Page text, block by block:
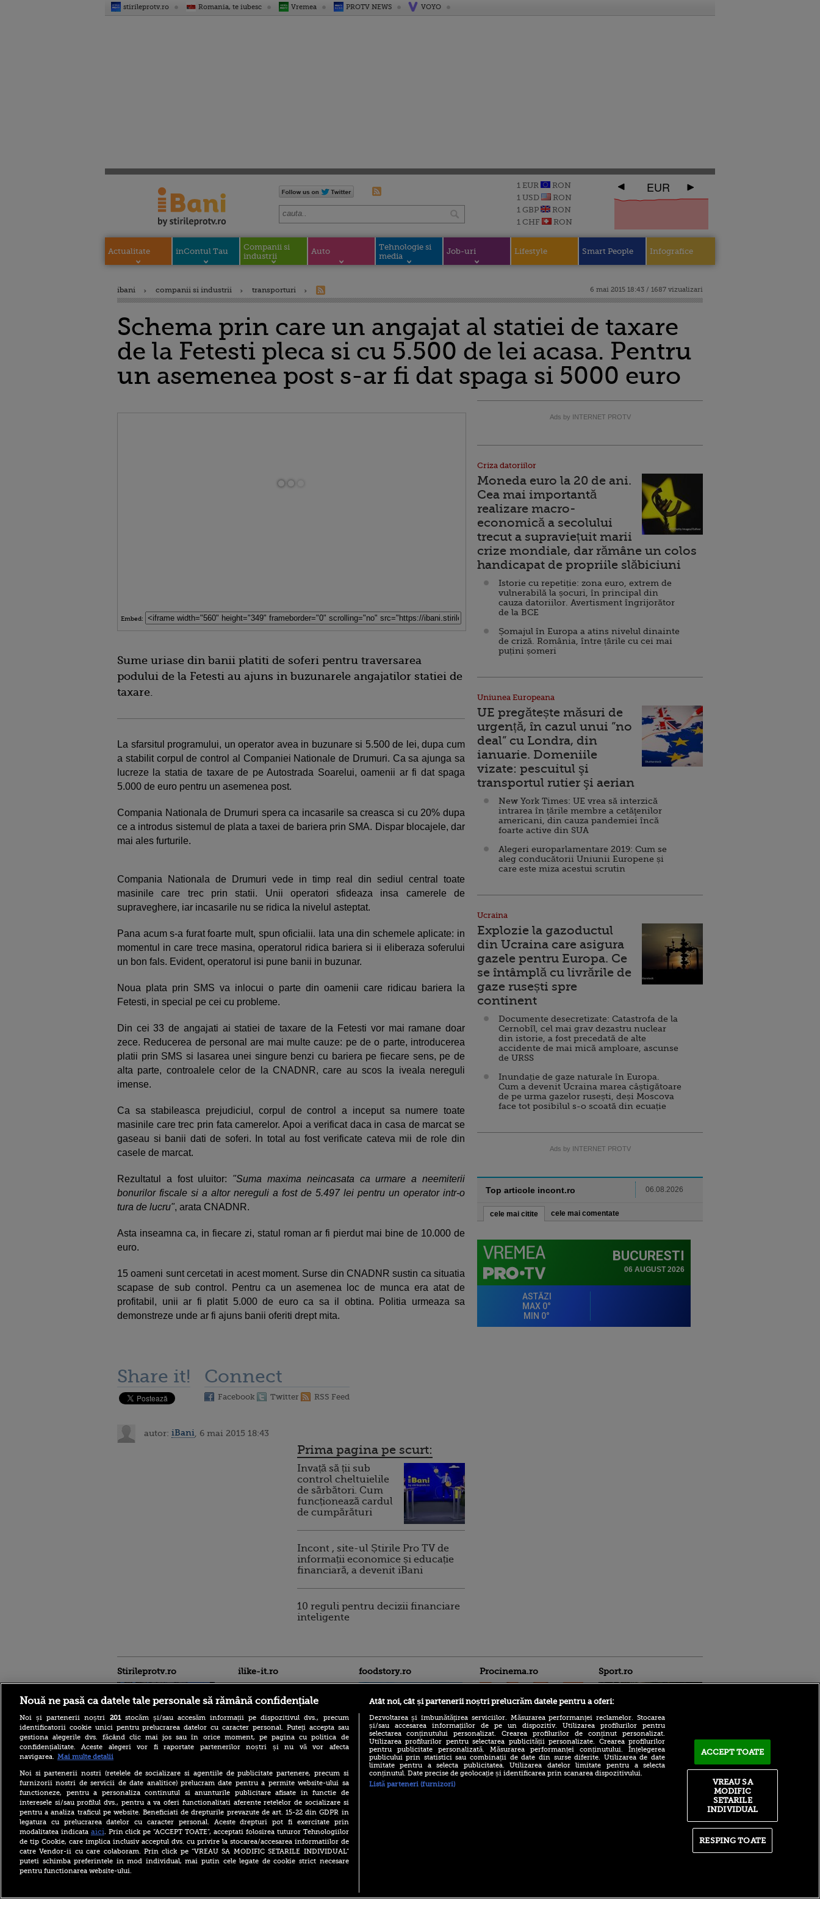
stirileprotv.ro Romania, te iubesc Vremea PROTV NEWS VOYO
1 EUR
RON
1 USD
RON
1 GBP
RON
1 CHF
RON
EUR
Actualitate inContul Tau
Companii si
industrii
Auto
Tehnologie si
media
Job-uri Lifestyle Smart People Infografice
ibani companii si industrii transporturi 6 mai 2015 18:43 / 1687 vizualizari
Schema prin care un angajat al statiei de taxare
de la Fetesti pleca si cu 5.500 de lei acasa. Pentru
un asemenea post s-ar fi dat spaga si 5000 euro
Embed:
Sume uriase din banii platiti de soferi pentru traversarea
podului de la Fetesti au ajuns in buzunarele angajatilor statiei de
taxare.
La sfarsitul programului, un operator avea in buzunare si 5.500 de lei, dupa cum
a stabilit corpul de control al Companiei Nationale de Drumuri. Ca sa ajunga sa
lucreze la statia de taxare de pe Autostrada Soarelui, oamenii ar fi dat spaga
5.000 de euro pentru un asemenea post.
Compania Nationala de Drumuri spera ca incasarile sa creasca si cu 20% dupa
ce a introdus sistemul de plata a taxei de bariera prin SMA. Dispar blocajele, dar
mai ales furturile.
Compania Nationala de Drumuri vede in timp real din sediul central toate
masinile care trec prin statii. Unii operatori sfideaza insa camerele de
supraveghere, iar incasarile nu se ridica la nivelul asteptat.
Pana acum s-a furat foarte mult, spun oficialii. Iata una din schemele aplicate: in
momentul in care trece masina, operatorul ridica bariera si ii eliberaza soferului
un bon fals. Evident, operatorul isi pune banii in buzunar.
Noua plata prin SMS va inlocui o parte din oamenii care ridicau bariera la
Fetesti, in special pe cei cu probleme.
Din cei 33 de angajati ai statiei de taxare de la Fetesti vor mai ramane doar
zece. Reducerea de personal are mai multe cauze: pe de o parte, introducerea
platii prin SMS si lasarea unei singure benzi cu bariera pe fiecare sens, pe de
alta parte, controalele celor de la CNADNR, care au scos la iveala nereguli
imense.
Ca sa stabileasca prejudiciul, corpul de control a inceput sa numere toate
masinile care trec prin fata camerelor. Apoi a verificat daca in casa de marcat se
gaseau si banii dati de soferi. In total au fost verificate cateva mii de role din
casele de marcat.
Rezultatul a fost uluitor: "Suma maxima neincasata ca urmare a neemiterii
bonurilor fiscale si a altor nereguli a fost de 5.497 lei pentru un operator intr-o
tura de lucru", arata CNADNR.
Asta inseamna ca, in fiecare zi, statul roman ar fi pierdut mai bine de 10.000 de
euro.
15 oameni sunt cercetati in acest moment. Surse din CNADNR sustin ca situatia
scapase de sub control. Pentru ca un asemenea loc de munca era atat de
profitabil, unii ar fi platit 5.000 de euro ca sa il obtina. Politia urmeaza sa
demonstreze unde ar fi ajuns banii oferiti drept mita.
Share it! Connect
Facebook Twitter RSS Feed
autor: iBani , 6 mai 2015 18:43
Prima pagina pe scurt:
Invață să ții sub
control cheltuielile
de sărbători. Cum
funcționează cardul
de cumpărături
Incont , site-ul Știrile Pro TV de
informații economice și educație
financiară, a devenit iBani
10 reguli pentru decizii financiare
inteligente
Ads by INTERNET PROTV
Criza datoriilor
Moneda euro la 20 de ani.
Cea mai importantă
realizare macro-
economică a secolului
trecut a supraviețuit marii
crize mondiale, dar rămâne un colos
handicapat de propriile slăbiciuni
Istorie cu repetiție: zona euro, extrem de
vulnerabilă la șocuri, în principal din
cauza datoriilor. Avertisment îngrijorător
de la BCE
Șomajul în Europa a atins nivelul dinainte
de criză. România, între țările cu cei mai
puțini șomeri
Uniunea Europeana
UE pregătește măsuri de
urgență, în cazul unui ”no
deal” cu Londra, din
ianuarie. Domeniile
vizate: pescuitul şi
transportul rutier şi aerian
New York Times: UE vrea să interzică
intrarea în țările membre a cetăţenilor
americani, din cauza pandemiei încă
foarte active din SUA
Alegeri europarlamentare 2019: Cum se
aleg conducătorii Uniunii Europene și
care este miza acestui scrutin
Ucraina
Explozie la gazoductul
din Ucraina care asigura
gazele pentru Europa. Ce
se întâmplă cu livrările de
gaze rusești spre
continent
Documente desecretizate: Catastrofa de la
Cernobîl, cel mai grav dezastru nuclear
din istorie, a fost precedată de alte
accidente de mai mică amploare, ascunse
de URSS
Inundație de gaze naturale în Europa.
Cum a devenit Ucraina marea câștigătoare
de pe urma gazelor rusești, deși Moscova
face tot posibilul s-o scoată din ecuație
Ads by INTERNET PROTV
Top articole incont.ro 06.08.2026
cele mai citite cele mai comentate
Stirileprotv.ro
Leipzig, în Germania, era o
aeronavă ucraineană care
transporta muniţie
Societatea de Transport
București și-a cerut
insolvența. Solicitarea a fost
înregistrată la Tribunal
Trafic feroviar întrerupt,
miercuri după amiază, pe
ruta Roşiori Nord – Caracal,
după ce o locomotivă s-a
ilike-it.ro foodstory.ro
(P) Descoperă Lumea
Evenimentelor din România
cu Transilvania Events!
Procinema.ro
Emoții intense pentru
Sebastian Stan! Iubita lui,
Sport.ro
Concordia Chiajna,
campanie de achiziții
Niță sunt invitații lui Andrei
Nouă ne pasă ca datele tale personale să rămână confidențiale
Noi și partenerii noștri 201stocăm și/sau accesăm informații pe dispozitivul dvs., precum
identificatorii cookie unici pentru prelucrarea datelor cu caracter personal. Puteți accepta sau
gestiona alegerile dvs. făcând clic mai jos sau în orice moment, pe pagina cu politica de
confidențialitate. Aceste alegeri vor fi raportate partenerilor noștri și nu vă vor afecta
navigarea. Mai multe detalii
Noi si partenerii nostri (retelele de socializare si agentiile de publicitate partenere, precum si
furnizorii nostri de servicii de date analitice) prelucram date pentru a permite website-ului sa
functioneze, pentru a personaliza continutul si anunturile publicitare afisate in functie de
interesele si/sau profilul dvs., pentru a va oferi functionalitati aferente retelelor de socializare si
pentru a analiza traficul pe website. Beneficiati de drepturile prevazute de art. 15-22 din GDPR in
legatura cu prelucrarea datelor cu caracter personal. Aceste drepturi pot fi exercitate prin
modalitatea indicata aici. Prin click pe “ACCEPT TOATE”, acceptati folosirea tuturor Tehnologiilor
de tip Cookie, care implica inclusiv acceptul dvs. cu privire la stocarea/accesarea informatiilor de
catre Vendor-ii cu care colaboram. Prin click pe “VREAU SA MODIFIC SETARILE INDIVIDUAL”
puteti schimba preferintele in mod individual, mai putin cele legate de cookie strict necesare
pentru functionarea website-ului.
Atât noi, cât și partenerii noștri prelucrăm datele pentru a oferi:
Dezvoltarea și îmbunătățirea serviciilor. Măsurarea performanței reclamelor. Stocarea
și/sau accesarea informațiilor de pe un dispozitiv. Utilizarea profilurilor pentru
selectarea conținutului personalizat. Crearea profilurilor de conținut personalizat.
Utilizarea profilurilor pentru selectarea publicității personalizate. Crearea profilurilor
pentru publicitate personalizată. Măsurarea performanței conținutului. Înțelegerea
publicului prin statistici sau combinații de date din surse diferite. Utilizarea de date
limitate pentru a selecta publicitatea. Utilizarea datelor limitate pentru a selecta
conținutul. Date precise de geolocație și identificarea prin scanarea dispozitivului.
Listă parteneri (furnizori)
ACCEPT TOATE
RESPING TOATE
VREAU SA
MODIFIC
SETARILE
INDIVIDUAL